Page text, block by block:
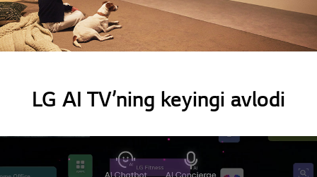
LG AI TV’ning keyingi avlodi